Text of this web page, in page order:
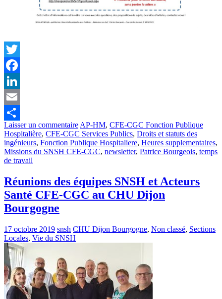
Twitter
Facebook
LinkedIn
Email
Partager
Laisser un commentaire AP-HM, CFE-CGC Fonction Publique
Hospitalière, CFE-CGC Services Publics, Droits et statuts des
ingénieurs, Fonction Publique Hospitaliere, Heures supplementaires,
Missions du SNSH CFE-CGC, newsletter, Patrice Bourgeois, temps
de travail
Réunions des équipes SNSH et Acteurs
Santé CFE-CGC au CHU Dijon
Bourgogne
17 octobre 2019 snsh CHU Dijon Bourgogne, Non classé, Sections
Locales, Vie du SNSH